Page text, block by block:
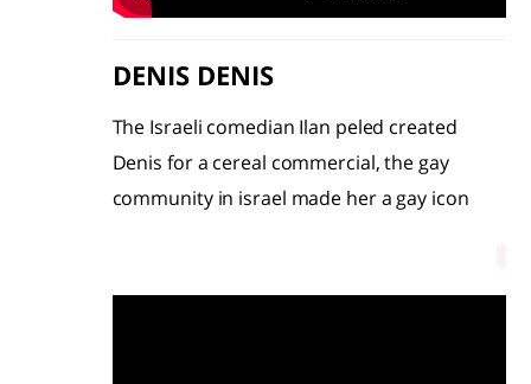
DENIS DENIS
The Israeli comedian Ilan peled created
Denis for a cereal commercial, the gay
community in israel made her a gay icon